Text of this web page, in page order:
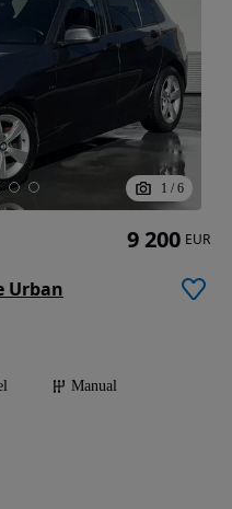
1 / 6
Urban
Manual
9 200 EUR